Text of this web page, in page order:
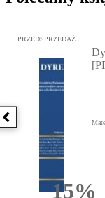
Poprzednia książka
Przejdź do:
PRZEDSPRZEDAŻ
15%